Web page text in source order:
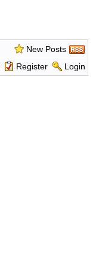
New Posts
Register Login